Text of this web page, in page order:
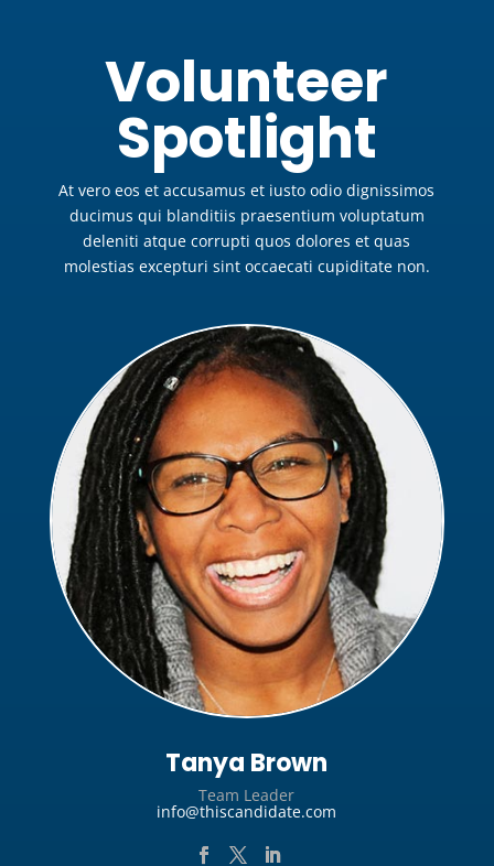
Volunteer
Spotlight
At vero eos et accusamus et iusto odio dignissimos
ducimus qui blanditiis praesentium voluptatum
deleniti atque corrupti quos dolores et quas
molestias excepturi sint occaecati cupiditate non.
Tanya Brown
Team Leader
info@thiscandidate.com